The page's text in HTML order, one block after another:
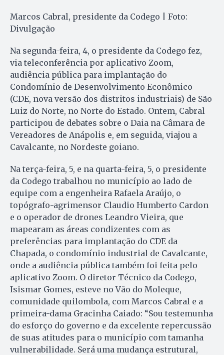
Marcos Cabral, presidente da Codego | Foto:
Divulgação
Na segunda-feira, 4, o presidente da Codego fez,
via teleconferência por aplicativo Zoom,
audiência pública para implantação do
Condomínio de Desenvolvimento Econômico
(CDE, nova versão dos distritos industriais) de São
Luiz do Norte, no Norte do Estado. Ontem, Cabral
participou de debates sobre o Daia na Câmara de
Vereadores de Anápolis e, em seguida, viajou a
Cavalcante, no Nordeste goiano.
Na terça-feira, 5, e na quarta-feira, 5, o presidente
da Codego trabalhou no município ao lado de
equipe com a engenheira Rafaela Araújo, o
topógrafo-agrimensor Claudio Humberto Cardon
e o operador de drones Leandro Vieira, que
mapearam as áreas condizentes com as
preferências para implantação do CDE da
Chapada, o condomínio industrial de Cavalcante,
onde a audiência pública também foi feita pelo
aplicativo Zoom. O diretor Técnico da Codego,
Isismar Gomes, esteve no Vão do Moleque,
comunidade quilombola, com Marcos Cabral e a
primeira-dama Gracinha Caiado: “Sou testemunha
do esforço do governo e da excelente repercussão
de suas atitudes para o município com tamanha
vulnerabilidade. Será uma mudança estrutural,